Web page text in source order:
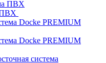
ПВХ
Docke PREMIUM
Docke PREMIUM